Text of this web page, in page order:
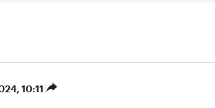
10:11